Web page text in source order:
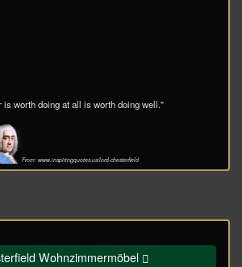
is worth doing at all is worth doing well."
From: www.inspiringquotes.us/lord-chesterfield
Wohnzimmermöbel